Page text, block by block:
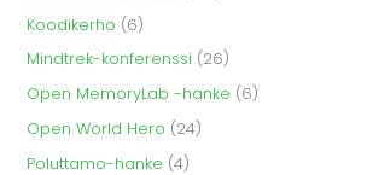
Koodikerho (6)
Mindtrek-konferenssi (26)
Open MemoryLab -hanke (6)
Open World Hero (24)
Poluttamo-hanke (4)